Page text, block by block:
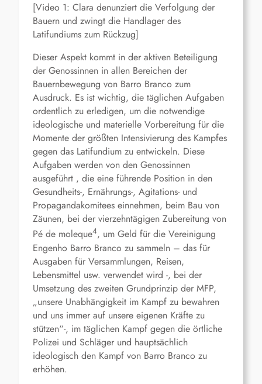
[Video 1: Clara denunziert die Verfolgung der
Bauern und zwingt die Handlager des
Latifundiums zum Rückzug]
Dieser Aspekt kommt in der aktiven Beteiligung
der Genossinnen in allen Bereichen der
Bauernbewegung von Barro Branco zum
Ausdruck. Es ist wichtig, die täglichen Aufgaben
ordentlich zu erledigen, um die notwendige
ideologische und materielle Vorbereitung für die
Momente der größten Intensivierung des Kampfes
gegen das Latifundium zu entwickeln. Diese
Aufgaben werden von den Genossinnen
ausgeführt , die eine führende Position in den
Gesundheits-, Ernährungs-, Agitations- und
Propagandakomitees einnehmen, beim Bau von
Zäunen, bei der vierzehntägigen Zubereitung von
Pé de moleque4, um Geld für die Vereinigung
Engenho Barro Branco zu sammeln – das für
Ausgaben für Versammlungen, Reisen,
Lebensmittel usw. verwendet wird -, bei der
Umsetzung des zweiten Grundprinzip der MFP,
„unsere Unabhängigkeit im Kampf zu bewahren
und uns immer auf unsere eigenen Kräfte zu
stützen“-, im täglichen Kampf gegen die örtliche
Polizei und Schläger und hauptsächlich
ideologisch den Kampf von Barro Branco zu
erhöhen.